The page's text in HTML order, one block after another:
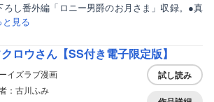
ろし番外編「ロニー男爵のお月さま」収録。●真
と見る
ロウさん【SS付き電子限定版】
イズラブ漫画
：古川ふみ
試し読み